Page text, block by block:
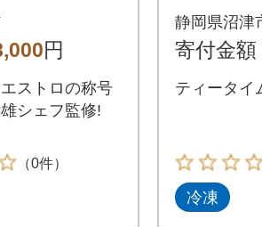
円
ストロの称号
シェフ監修!
（0件）
洋菓子
静岡県沼津
寄付金額
ティータイ
冷凍